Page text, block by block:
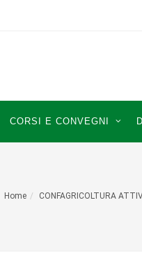
CORSI E CONVEGNI
Home CONFAGRICOLTURA